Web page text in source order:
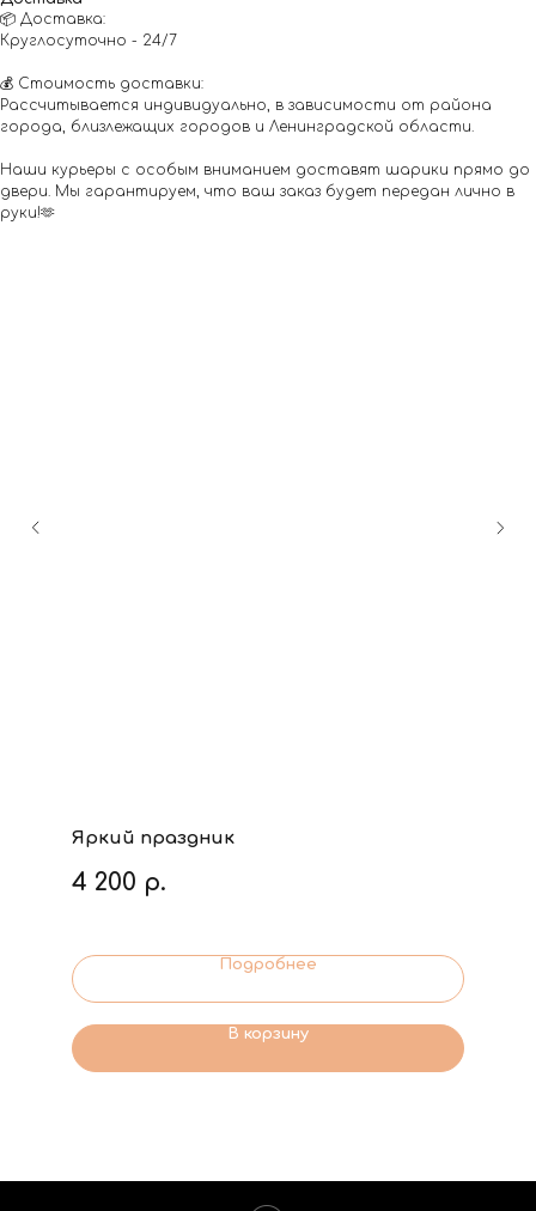
📦 Доставка:
Круглосуточно - 24/7
💰 Стоимость доставки:
Рассчитывается индивидуально, в зависимости от района
города, близлежащих городов и Ленинградской области.
Наши курьеры с особым вниманием доставят шарики прямо до
двери. Мы гарантируем, что ваш заказ будет передан лично в
руки!🫶
Яркий праздник
4 200 р.
Подробнее
В корзину